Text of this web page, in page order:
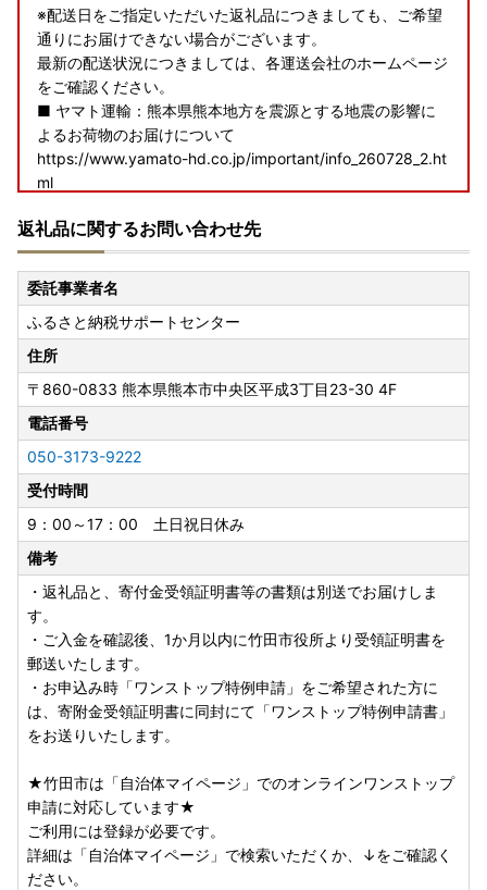
※配送日をご指定いただいた返礼品につきましても、ご希望
通りにお届けできない場合がございます。
最新の配送状況につきましては、各運送会社のホームページ
をご確認ください。
■ ヤマト運輸：熊本県熊本地方を震源とする地震の影響に
よるお荷物のお届けについて
https://www.yamato-hd.co.jp/important/info_260728_2.ht
ml
https://www2.sagawa-exp.co.jp/information/detail/406/
■ 日本郵便（ゆうパック）：熊本県熊本地方を震源とする
地震の影響について
https://www.post.japanpost.jp/newsrelease/pressrelease/
9879629480.html
寄附者の皆様にはご不便、ご迷惑をおかけし誠に申し訳ござ
いませんが、何卒ご理解賜りますようお願い申し上げます。
＜寄附額変更のご案内＞
竹田市ふるさと納税を応援いただきありがとうございます。
一部返礼品につきましては2025年5月12日より寄附額を変更
いたしました。
予めご了承の上、お申込み頂きますようお願い申し上げま
す。
＜オンラインワンストップ特例申請＞
当自治体はオンラインワンストップ申請対象自治体です。
寄附後の申請など、オンラインにて対応が可能です。
複数自治体の寄附もまとめて申請ができ、変更届もオンライ
ン上で完結します。
https://mypg.jp/
返礼品に関するお問い合わせ先
委託事業者名
ふるさと納税サポートセンター
住所
〒860-0833 熊本県熊本市中央区平成3丁目23-30 4F
電話番号
050-3173-9222
受付時間
9：00～17：00 土日祝日休み
備考
・返礼品と、寄付金受領証明書等の書類は別送でお届けしま
す。
・ご入金を確認後、1か月以内に竹田市役所より受領証明書を
郵送いたします。
・お申込み時「ワンストップ特例申請」をご希望された方に
は、寄附金受領証明書に同封にて「ワンストップ特例申請書」
をお送りいたします。
★竹田市は「自治体マイページ」でのオンラインワンストップ
申請に対応しています★
ご利用には登録が必要です。
詳細は「自治体マイページ」で検索いただくか、↓をご確認く
ださい。